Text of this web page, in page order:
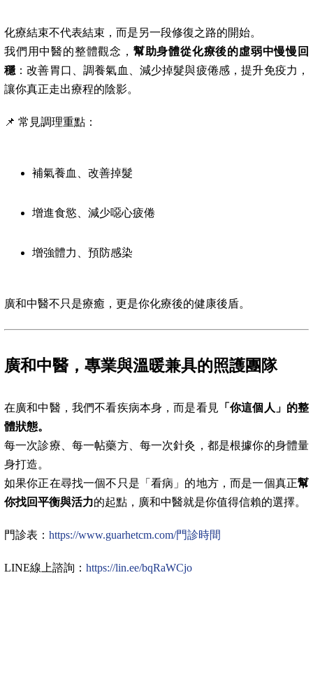
化療結束不代表結束，而是另一段修復之路的開始。
我們用中醫的整體觀念， 幫助身體從化療後的虛弱中慢慢回
穩 ：改善胃口、調養氣血、減少掉髮與疲倦感，提升免疫力，
讓你真正走出療程的陰影。
📌 常見調理重點：
補氣養血、改善掉髮
增進食慾、減少噁心疲倦
增強體力、預防感染
廣和中醫不只是療癒，更是你化療後的健康後盾。
廣和中醫，專業與溫暖兼具的照護團隊
在廣和中醫，我們不看疾病本身，而是看見 「你這個人」的整
體狀態。
每一次診療、每一帖藥方、每一次針灸，都是根據你的身體量
身打造。
如果你正在尋找一個不只是「看病」的地方，而是一個真正幫
你找回平衡與活力的起點，廣和中醫就是你值得信賴的選擇。
門診表： https://www.guarhetcm.com/門診時間
LINE線上諮詢： https://lin.ee/bqRaWCjo